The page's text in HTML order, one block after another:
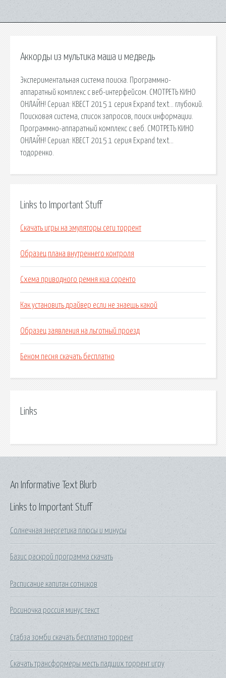
Аккорды из мультика маша и медведь
Экспериментальная система поиска. Программно-
аппаратный комплекс с веб-интерфейсом. СМОТРЕТЬ КИНО
ОНЛАЙН! Сериал: КВЕСТ 2015 1 серия Expand text… глубокий.
Поисковая сиcтема, список запросов, поиск информации.
Программно-аппаратный комплекс с веб. СМОТРЕТЬ КИНО
ОНЛАЙН! Сериал: КВЕСТ 2015 1 серия Expand text…
тодоренко.
Links to Important Stuff
Скачать игры на эмуляторы сеги торрент
Образец плана внутреннего контроля
Схема приводного ремня киа соренто
Как установить драйвер если не знаешь какой
Образец заявления на льготный проезд
Беном песня скачать бесплатно
Links
Links to Important Stuff
Солнечная энергетика плюсы и минусы
Базис раскрой программа скачать
Расписание капитан сотников
Росиночка россия минус текст
Стабза зомби скачать бесплатно торрент
Скачать трансформеры месть падших торрент игру
An Informative Text Blurb